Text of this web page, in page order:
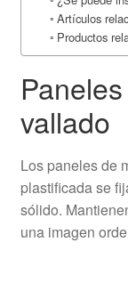
Artículos
Productos
vallado
Los paneles de
plastificada se
sólido.
una imagen